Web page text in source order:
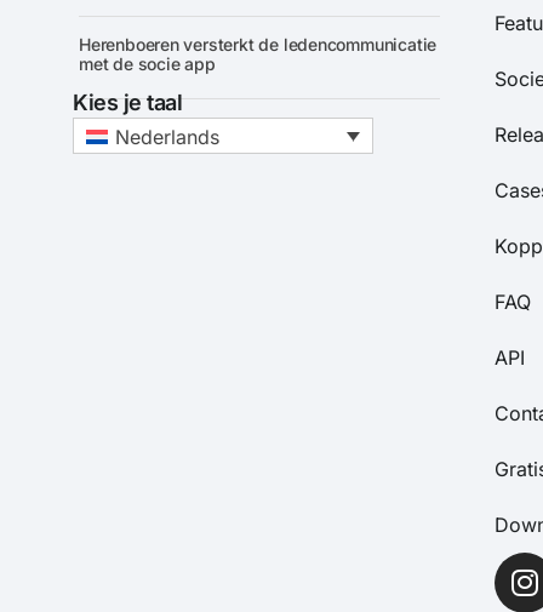
Herenboeren versterkt de ledencommunicatie
met de socie app
Kies je taal
Nederlands
FAQ
API